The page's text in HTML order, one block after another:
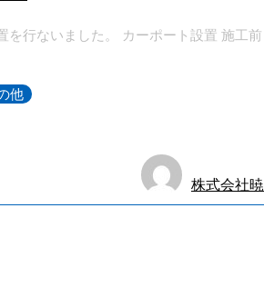
を行ないました。 カーポート設置 施工前
株式会社暁
他